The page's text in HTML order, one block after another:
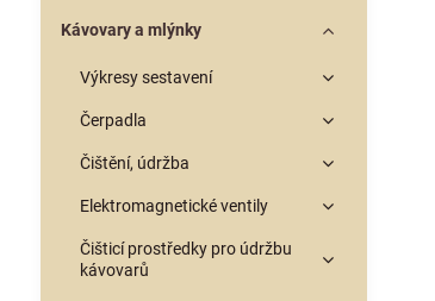
Kávovary a mlýnky
Výkresy sestavení
Čerpadla
Čištění, údržba
Elektromagnetické ventily
Čišticí prostředky pro údržbu
kávovarů